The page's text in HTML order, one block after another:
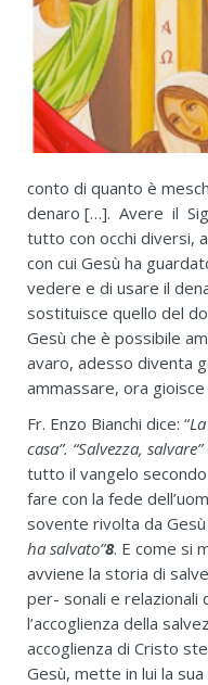
conto di quanto è
denaro […]. Avere il
tutto con occhi diversi,
con cui Gesù ha
vedere e di usare il
sostituisce quello del
Gesù che è possibile
avaro, adesso diventa
ammassare, ora
Fr. Enzo Bianchi dice: “
casa”. “Salvezza, salvare”
tutto il vangelo secondo
fare con la fede
sovente rivolta da
ha salvato”8. E come si
avviene la storia di
per- sonali e relazionali
l’accoglienza della
accoglienza di Cristo
Gesù, mette in lui la